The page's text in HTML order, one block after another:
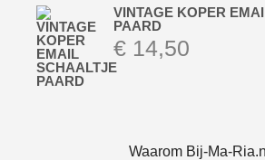
VINTAGE KOPER
PAARD
€ 14,50
Waarom Bij-Ma-